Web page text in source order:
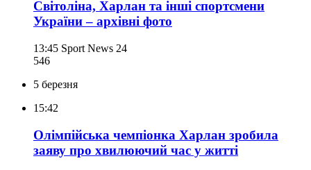
Світоліна, Харлан та інші спортсмени
України – архівні фото
13:45 Sport News 24
546
5 березня
15:42
Олімпійська чемпіонка Харлан зробила
заяву про хвилюючий час у житті